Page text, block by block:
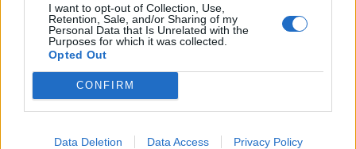
I want to opt-out of Collection, Use,
Retention, Sale, and/or Sharing of my
Personal Data that Is Unrelated with the
Purposes for which it was collected.
Opted Out
CONFIRM
Data Deletion Data Access Privacy Policy